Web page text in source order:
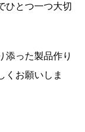
ひとつ一つ大切
添った製品作り
くお願いしま